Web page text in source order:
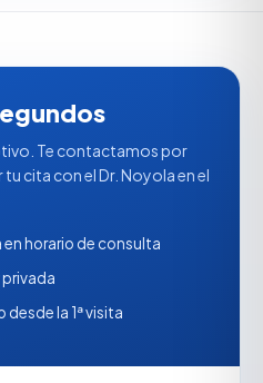
Te contactamos por
cita con el Dr. Noyola en el
horario de consulta
la 1ª visita